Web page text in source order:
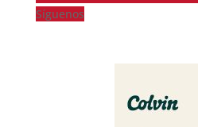
Síguenos